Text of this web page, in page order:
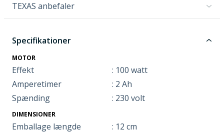
TEXAS anbefaler
Specifikationer
MOTOR
Effekt
: 100 watt
Amperetimer
: 2 Ah
Spænding
: 230 volt
DIMENSIONER
Emballage længde
: 12 cm